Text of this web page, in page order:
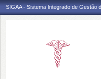
SIGAA - Sistema Integrado de Gestão